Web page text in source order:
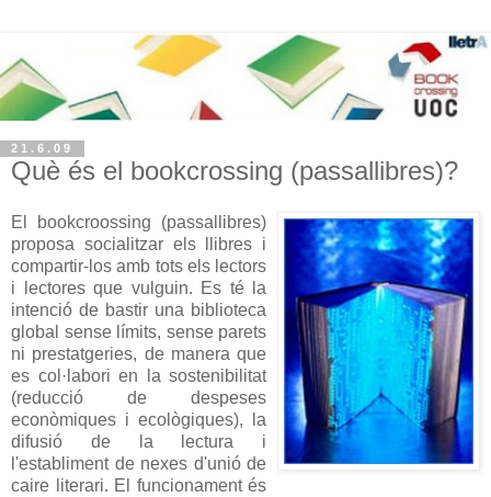
21.6.09
Què és el bookcrossing (passallibres)?
El
bookcroossing (passallibres)
proposa socialitzar els llibres i
compartir-los amb tots els lectors
i lectores que vulguin. Es té la
intenció de bastir una biblioteca
global sense límits, sense parets
ni prestatgeries, de manera que
es col·labori en la sostenibilitat
(reducció de despeses
econòmiques i ecològiques), la
difusió de la lectura i
l'establiment de nexes d'unió de
caire literari. El funcionamentés